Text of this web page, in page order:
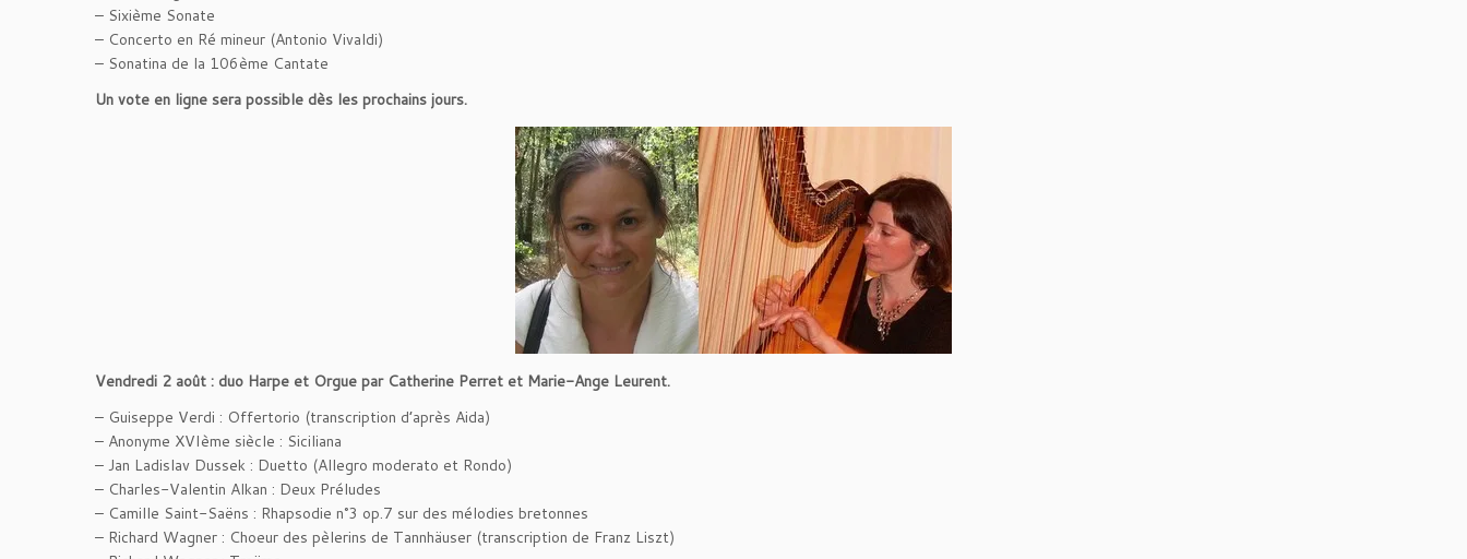
– Sixième Sonate
– Concerto en Ré mineur (Antonio Vivaldi)
– Sonatina de la 106ème Cantate
Un vote en ligne sera possible dès les prochains jours.
Vendredi 2 août : duo Harpe et Orgue par Catherine Perret et Marie-Ange Leurent.
– Guiseppe Verdi : Offertorio (transcription d’après Aida)
– Anonyme XVIème siècle : Siciliana
– Jan Ladislav Dussek : Duetto (Allegro moderato et Rondo)
– Charles-Valentin Alkan : Deux Préludes
– Camille Saint-Saëns : Rhapsodie n°3 op.7 sur des mélodies bretonnes
– Richard Wagner : Choeur des pèlerins de Tannhäuser (transcription de Franz Liszt)